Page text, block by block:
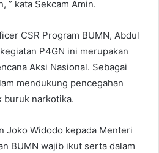
” kata Sekcam Amin.
CSR Program BUMN, Abdul
P4GN ini merupakan
Aksi Nasional. Sebagai
mendukung pencegahan
buruk narkotika.
Joko Widodo kepada Menteri
BUMN wajib ikut serta dalam